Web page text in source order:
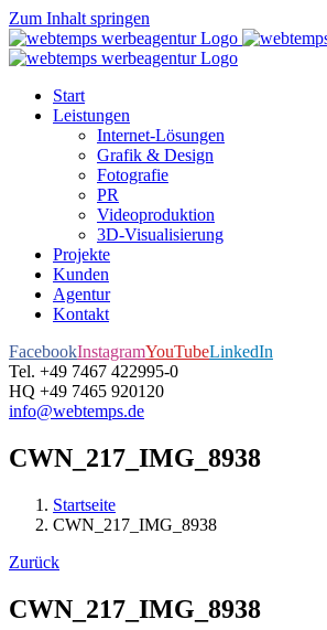
Zum Inhalt springen
Start
Leistungen
Internet-Lösungen
Grafik & Design
Fotografie
PR
Videoproduktion
3D-Visualisierung
Projekte
Kunden
Agentur
Kontakt
FacebookInstagramYouTubeLinkedIn
Tel. +49 7467 422995-0
HQ +49 7465 920120
info@webtemps.de
CWN_217_IMG_8938
Startseite
CWN_217_IMG_8938
Zurück
CWN_217_IMG_8938